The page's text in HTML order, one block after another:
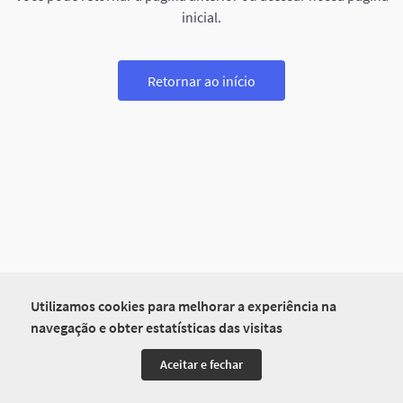
Utilizamos cookies para melhorar a experiência na
navegação e obter estatísticas das visitas
Aceitar e fechar
inicial.
Retornar ao início